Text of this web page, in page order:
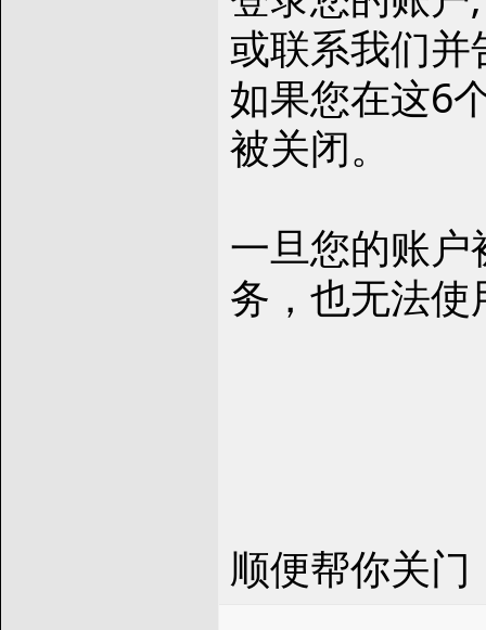
或联系我们
如果您在这6
被关闭。
一旦您的账
务，也无法
顺便帮你关